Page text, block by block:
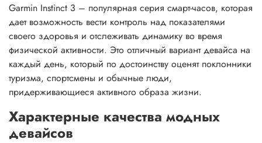
Garmin Instinct 3 – популярная серия смарт-часов, которая
дает возможность вести контроль над показателями
своего здоровья и отслеживать динамику во время
физической активности. Это отличный вариант девайса на
каждый день, который по достоинству оценят поклонники
туризма, спортсмены и обычные люди,
придерживающиеся активного образа жизни.
Характерные качества модных
девайсов